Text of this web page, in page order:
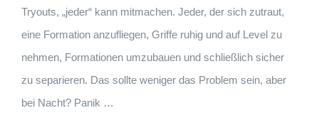
Tryouts, „jeder“ kann mitmachen. Jeder, der sich zutraut,
eine Formation anzufliegen, Griffe ruhig und auf Level zu
nehmen, Formationen umzubauen und schließlich sicher
zu separieren. Das sollte weniger das Problem sein, aber
bei Nacht? Panik …